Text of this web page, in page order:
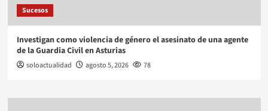
Sucesos
Investigan como violencia de género el asesinato de una agente
de la Guardia Civil en Asturias
soloactualidad agosto 5, 2026 78